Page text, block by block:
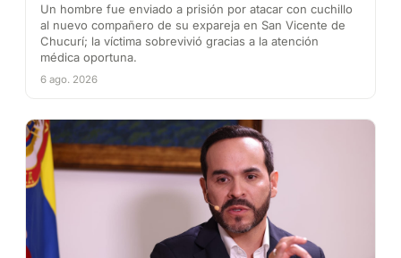
Un hombre fue enviado a prisión por atacar con cuchillo
al nuevo compañero de su expareja en San Vicente de
Chucurí; la víctima sobrevivió gracias a la atención
médica oportuna.
6 ago. 2026